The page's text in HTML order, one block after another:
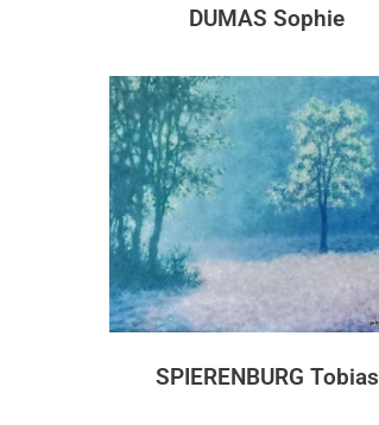
DUMAS Sophie
SPIERENBURG Tobias